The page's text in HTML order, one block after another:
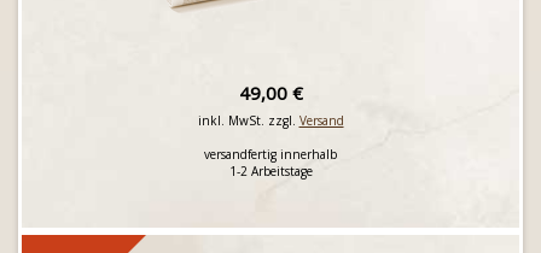
49,00 €
inkl. MwSt. zzgl. Versand
versandfertig innerhalb
1-2 Arbeitstage